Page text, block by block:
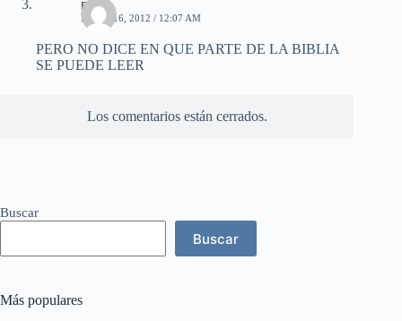
mao
MAYO 16, 2012 / 12:07 AM
PERO NO DICE EN QUE PARTE DE LA BIBLIA
SE PUEDE LEER
Los comentarios están cerrados.
Buscar
Buscar
Más populares